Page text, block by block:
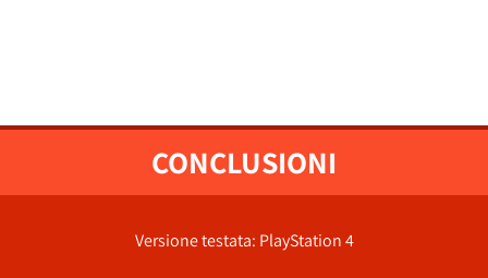
CONCLUSIONI
Versione testata: PlayStation 4